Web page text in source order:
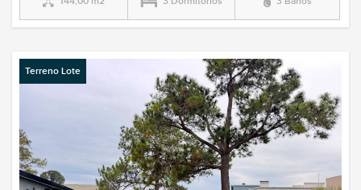
Terreno Lote